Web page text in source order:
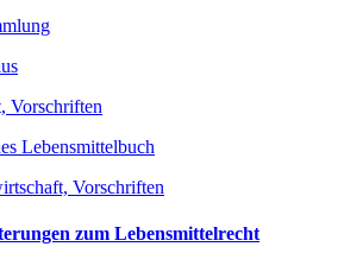
Vorschriften
Lebensmittelbuch
Vorschriften
zum Lebensmittelrecht